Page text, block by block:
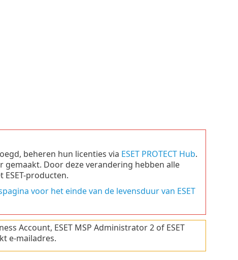
beheren hun licenties via ESET PROTECT Hub.
gemaakt. Door deze verandering hebben alle
producten.
voor het einde van de levensduur van ESET
Account, ESET MSP Administrator 2 of ESET
e-mailadres.